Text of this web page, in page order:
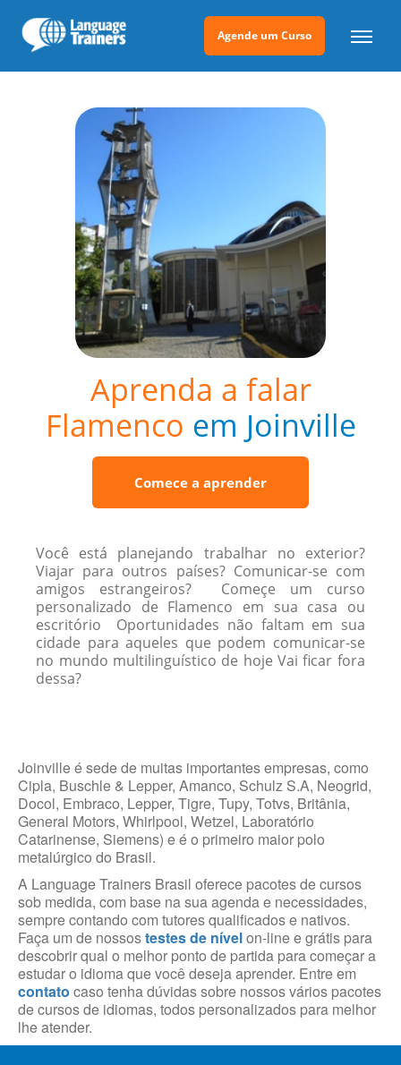
Agende um Curso
Aprenda a falar
Flamenco em Joinville
Comece a aprender
Você está planejando trabalhar no exterior?
Viajar para outros países? Comunicar-se com
amigos estrangeiros? Começe um curso
personalizado de Flamenco em sua casa ou
escritório Oportunidades não faltam em sua
cidade para aqueles que podem comunicar-se
no mundo multilinguístico de hoje Vai ficar fora
dessa?
Joinville é sede de muitas importantes empresas, como
Cipla, Buschle & Lepper, Amanco, Schulz S.A, Neogrid,
Docol, Embraco, Lepper, Tigre, Tupy, Totvs, Britânia,
General Motors, Whirlpool, Wetzel, Laboratório
Catarinense, Siemens) e é o primeiro maior polo
metalúrgico do Brasil.
A Language Trainers Brasil oferece pacotes de cursos
sob medida, com base na sua agenda e necessidades,
sempre contando com tutores qualificados e nativos.
Faça um de nossostestes de nívelon-line e grátis para
descobrir qual o melhor ponto de partida para começar a
estudar o idioma que você deseja aprender. Entre em
contato caso tenha dúvidas sobre nossos vários pacotes
de cursos de idiomas, todos personalizados para melhor
lhe atender.